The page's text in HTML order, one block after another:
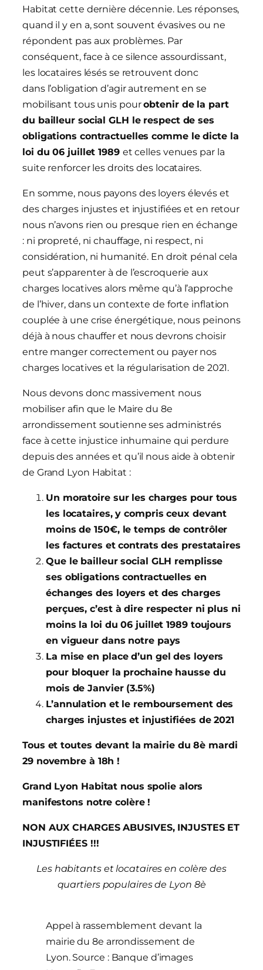
Habitat cette dernière décennie. Les réponses,
quand il y en a, sont souvent évasives ou ne
répondent pas aux problèmes. Par
conséquent, face à ce silence assourdissant,
les locataires lésés se retrouvent donc
dans l’obligation d’agir autrement en se
mobilisant tous unis pourobtenir de la part
du bailleur social GLH le respect de ses
obligations contractuelles comme le dicte la
loi du 06 juillet 1989 et celles venues par la
suite renforcer les droits des locataires.
En somme, nous payons des loyers élevés et
des charges injustes et injustifiées et en retour
nous n’avons rien ou presque rien en échange
: ni propreté, ni chauffage, ni respect, ni
considération, ni humanité. En droit pénal cela
peut s’apparenter à de l’escroquerie aux
charges locatives alors même qu’à l’approche
de l’hiver, dans un contexte de forte inflation
couplée à une crise énergétique, nous peinons
déjà à nous chauffer et nous devrons choisir
entre manger correctement ou payer nos
charges locatives et la régularisation de 2021.
Nous devons donc massivement nous
mobiliser afin que le Maire du 8e
arrondissement soutienne ses administrés
face à cette injustice inhumaine qui perdure
depuis des années et qu’il nous aide à obtenir
de Grand Lyon Habitat :
Un moratoire sur les charges pour tous
les locataires, y compris ceux devant
moins de 150€, le temps de contrôler
les factures et contrats des prestataires
Que le bailleur social GLH remplisse
ses obligations contractuelles en
échanges des loyers et des charges
perçues, c’est à dire respecter ni plus ni
moins la loi du 06 juillet 1989 toujours
en vigueur dans notre pays
La mise en place d’un gel des loyers
pour bloquer la prochaine hausse du
mois de Janvier (3.5%)
L’annulation et le remboursement des
charges injustes et injustifiées de 2021
Tous et toutes devant la mairie du 8è mardi
29 novembre à 18h !
Grand Lyon Habitat nous spolie alors
manifestons notre colère !
NON AUX CHARGES ABUSIVES, INJUSTES ET
INJUSTIFIÉES !!!
Les habitants et locataires en colère des
quartiers populaires de Lyon 8è
Appel à rassemblement devant la
mairie du 8e arrondissement de
Lyon. Source : Banque d’images